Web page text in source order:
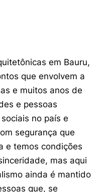
em Bauru,
que envolvem a
e muitos anos de
e pessoas
no país e
segurança que
e temos condições
mas aqui
ainda é mantido
que, se